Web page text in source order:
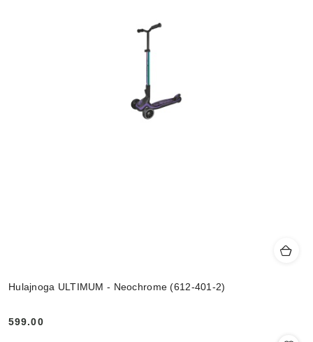
Hulajnoga ULTIMUM - Neochrome (612-401-2)
Cena:
599.00